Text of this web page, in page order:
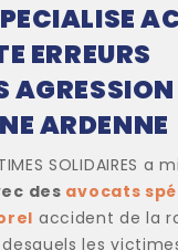
ERREURS
AGRESSION
ARDENNE
SOLIDAIRES a
des avocats
accident de la
les